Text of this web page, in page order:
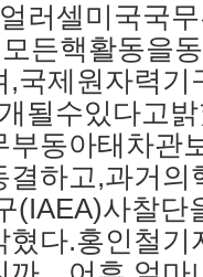
러셀미국국
든핵활동을
,국제원자력기
될수있다고
부동아태차관
결하고,과거
(IAEA)사찰단
다.홍인철기